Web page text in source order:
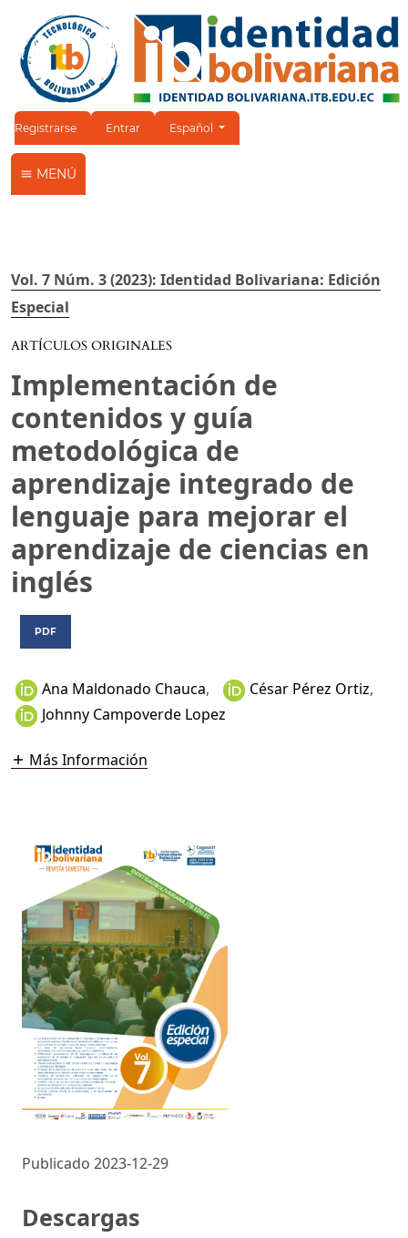
Registrarse Entrar Cambiar el idioma. El idioma actual es:
Español
MENÚ
Vol. 7 Núm. 3 (2023): Identidad Bolivariana: Edición
Especial
ARTÍCULOS ORIGINALES
Implementación de
contenidos y guía
metodológica de
aprendizaje integrado de
lenguaje para mejorar el
aprendizaje de ciencias en
inglés
PDF
Ana Maldonado Chauca, César Pérez Ortiz,
Johnny Campoverde Lopez
Más Información
Publicado 2023-12-29
Descargas